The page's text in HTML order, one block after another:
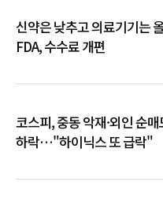
신약은 낮추고 의료기기는
FDA, 수수료 개편
코스피, 중동 악재·외인 순매
하락…"하이닉스 또 급락"